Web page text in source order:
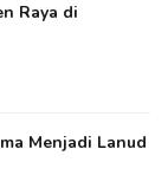
Raya di
Menjadi Lanud